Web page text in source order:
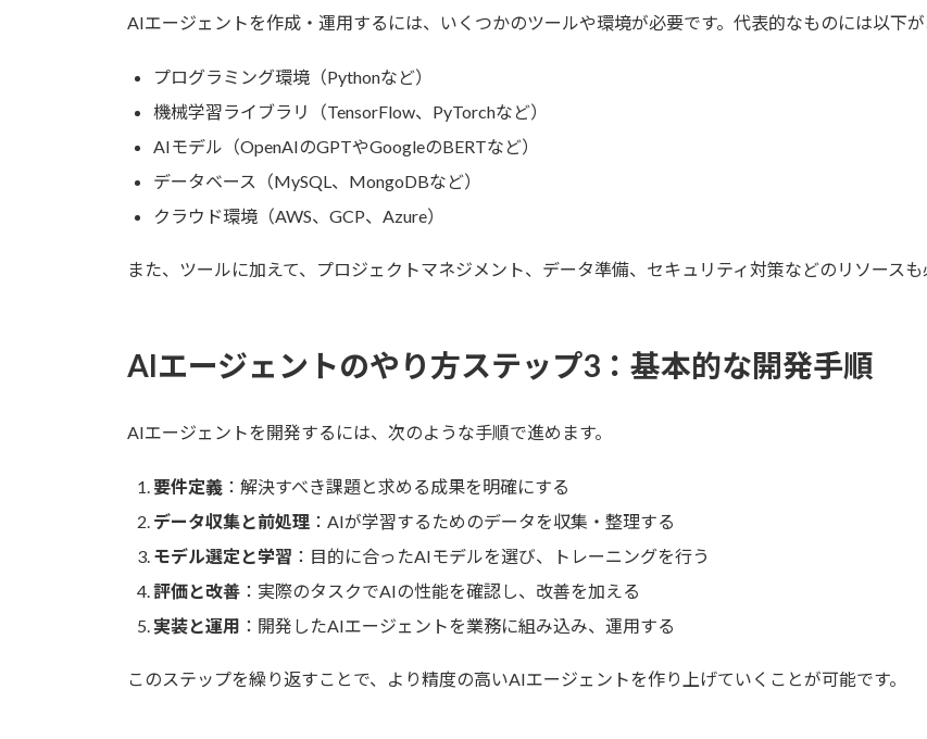
AIエージェントを作成・運用するには、いくつかのツールや環境が必要です。代表的なものには以下が
プログラミング環境（Pythonなど）
機械学習ライブラリ（TensorFlow、PyTorchなど）
AIモデル（OpenAIのGPTやGoogleのBERTなど）
データベース（MySQL、MongoDBなど）
クラウド環境（AWS、GCP、Azure）
また、ツールに加えて、プロジェクトマネジメント、データ準備、セキュリティ対策などのリソースも
AIエージェントのやり方ステップ3：基本的な開発手順
AIエージェントを開発するには、次のような手順で進めます。
要件定義 ：解決すべき課題と求める成果を明確にする
データ収集と前処理 ：AIが学習するためのデータを収集・整理する
モデル選定と学習 ：目的に合ったAIモデルを選び、トレーニングを行う
評価と改善 ：実際のタスクでAIの性能を確認し、改善を加える
実装と運用 ：開発したAIエージェントを業務に組み込み、運用する
このステップを繰り返すことで、より精度の高いAIエージェントを作り上げていくことが可能です。